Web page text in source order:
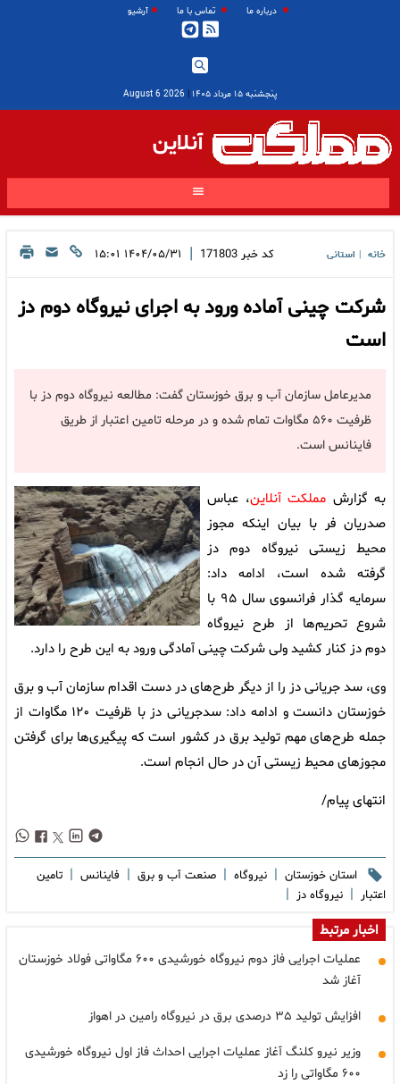
درباره ما تماس با ما آرشیو
پنجشنبه ۱۵ مرداد ۱۴۰۵ |
2026 August 6
آنلاین
خانه استانی کد خبر 171803
| ۱۴۰۴/۰۵/۳۱ ۱۵:۰۱
شرکت چینی آماده ورود به اجرای نیروگاه دوم دز
است
مدیرعامل سازمان آب و برق خوزستان گفت: مطالعه نیروگاه دوم دز با
ظرفیت ۵۶۰ مگاوات تمام شده و در مرحله تامین اعتبار از طریق
فاینانس است.
به گزارش مملکت آنلاین، عباس
صدریان فر با بیان اینکه مجوز
محیط زیستی نیروگاه دوم دز
گرفته شده است، ادامه داد:
سرمایه گذار فرانسوی سال ۹۵ با
شروع تحریم‌ها از طرح نیروگاه
دوم دز کنار کشید ولی شرکت چینی آمادگی ورود به این طرح را دارد.
وی، سد جریانی دز را از دیگر طرح‌های در دست اقدام سازمان آب و برق
خوزستان دانست و ادامه داد: سدجریانی دز با ظرفیت ۱۲۰ مگاوات از
جمله طرح‌های مهم تولید برق در کشور است که پیگیری‌ها برای گرفتن
مجوزهای محیط زیستی آن در حال انجام است.
انتهای پیام/
استان خوزستان | نیروگاه | صنعت آب و برق | فاینانس | تامین
اعتبار | نیروگاه دز |
اخبار مرتبط
عملیات اجرایی فاز دوم نیروگاه خورشیدی ۶۰۰ مگاواتی فولاد خوزستان
آغاز شد
افزایش تولید ۳۵ درصدی برق در نیروگاه رامین در اهواز
وزیر نیرو کلنگ آغاز عملیات اجرایی احداث فاز اول نیروگاه خورشیدی
۶۰۰ مگاواتی را زد